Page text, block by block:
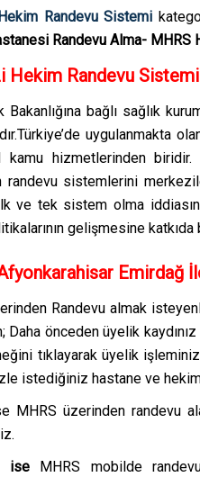
Randevu Sistemi
Randevu Alma- MHRS
Hekim Randevu
Bakanlığına bağlı sağlık
uygulanmakta
hizmetlerinden biridir.
randevu sistemlerini
ve tek sistem olma
gelişmesine katkıda
Emirdağ
Randevu almak
Daha önceden üyelik
tıklayarak üyelik
istediğiniz hastane ve
MHRS üzerinden randevu
ise MHRS mobilde